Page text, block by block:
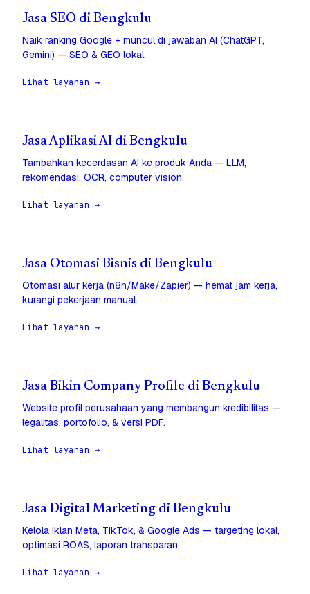
Jasa SEO di Bengkulu
Naik ranking Google + muncul di jawaban AI (ChatGPT,
Gemini) — SEO & GEO lokal.
Lihat layanan →
Jasa Aplikasi AI di Bengkulu
Tambahkan kecerdasan AI ke produk Anda — LLM,
rekomendasi, OCR, computer vision.
Lihat layanan →
Jasa Otomasi Bisnis di Bengkulu
Otomasi alur kerja (n8n/Make/Zapier) — hemat jam kerja,
kurangi pekerjaan manual.
Lihat layanan →
Jasa Bikin Company Profile di Bengkulu
Website profil perusahaan yang membangun kredibilitas —
legalitas, portofolio, & versi PDF.
Lihat layanan →
Jasa Digital Marketing di Bengkulu
Kelola iklan Meta, TikTok, & Google Ads — targeting lokal,
optimasi ROAS, laporan transparan.
Lihat layanan →